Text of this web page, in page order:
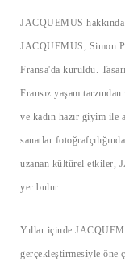
JACQUEMUS
JACQUEMUS, Simon
Fransa'da kuruldu.
Fransız yaşam
ve kadın hazır giyim ile
sanatlar
uzanan kültürel etkiler,
yer bulur.
Yıllar içinde
gerçekleştirmesiyle öne